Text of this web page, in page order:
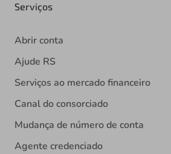
Serviços
Abrir conta
Ajude RS
Serviços ao mercado financeiro
Canal do consorciado
Mudança de número de conta
Agente credenciado